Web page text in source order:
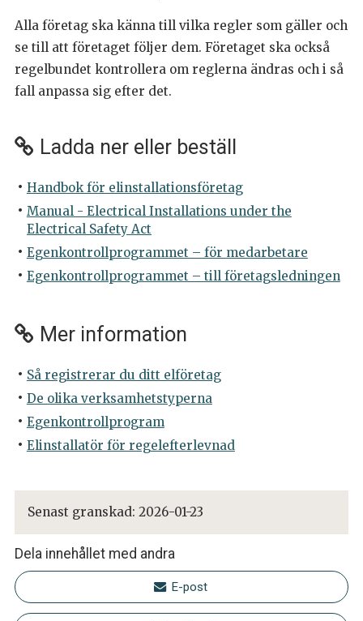
Alla företag ska känna till vilka regler som gäller och
se till att företaget följer dem. Företaget ska också
regelbundet kontrollera om reglerna ändras och i så
fall anpassa sig efter det.
Ladda ner eller beställ
Handbok för elinstallationsföretag
Manual - Electrical Installations under the
Electrical Safety Act
Egenkontrollprogrammet – för medarbetare
Egenkontrollprogrammet – till företagsledningen
Mer information
Så registrerar du ditt elföretag
De olika verksamhetstyperna
Egenkontrollprogram
Elinstallatör för regelefterlevnad
Senast granskad: 2026-01-23
Dela innehållet med andra
E-post